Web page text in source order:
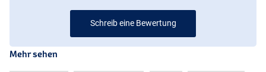
#5/6
Schreib eine Bewertung
Mehr sehen